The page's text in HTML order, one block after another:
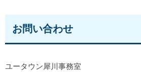
お問い合わせ
ユータウン犀川事務室